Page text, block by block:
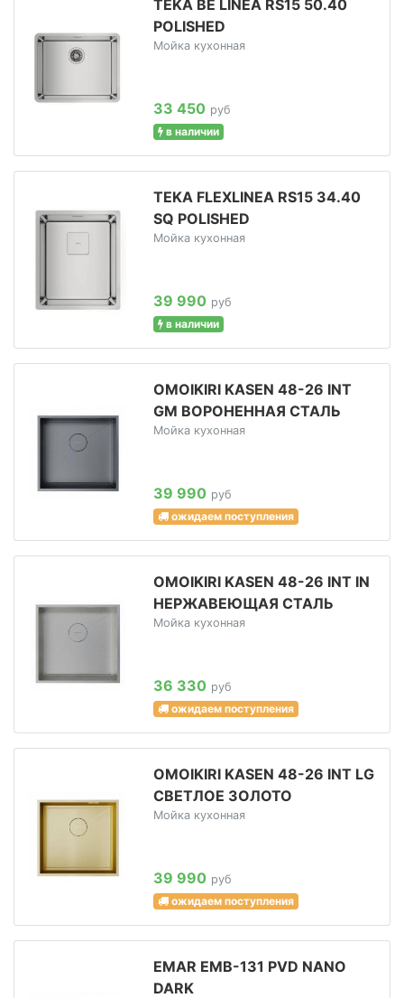
TEKA BE LINEA RS15 50.40
POLISHED
Мойка кухонная
33 450 руб
в наличии
TEKA FLEXLINEA RS15 34.40
SQ POLISHED
Мойка кухонная
39 990 руб
в наличии
OMOIKIRI KASEN 48-26 INT
GM ВОРОНЕННАЯ СТАЛЬ
Мойка кухонная
39 990 руб
ожидаем поступления
OMOIKIRI KASEN 48-26 INT IN
НЕРЖАВЕЮЩАЯ СТАЛЬ
Мойка кухонная
36 330 руб
ожидаем поступления
OMOIKIRI KASEN 48-26 INT LG
СВЕТЛОЕ ЗОЛОТО
Мойка кухонная
39 990 руб
ожидаем поступления
EMAR EMB-131 PVD NANO
DARK